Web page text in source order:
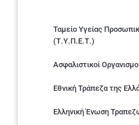
Ταμείο Υγείας
(Τ.Υ.Π.Ε.Τ.)
Ασφαλιστικοί
Εθνική Τράπεζα της
Ελληνική Ένωση